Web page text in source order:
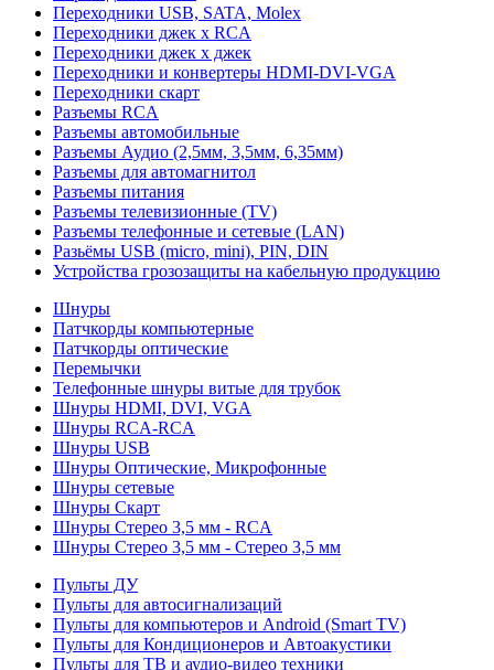
Переходники USB, SATA, Molex
Переходники джек х RCA
Переходники джек х джек
Переходники и конвертеры HDMI-DVI-VGA
Переходники скарт
Разъемы RCA
Разъемы автомобильные
Разъемы Аудио (2,5мм, 3,5мм, 6,35мм)
Разъемы для автомагнитол
Разъемы питания
Разъемы телевизионные (TV)
Разъемы телефонные и сетевые (LAN)
Разьёмы USB (micro, mini), PIN, DIN
Устройства грозозащиты на кабельную продукцию
Шнуры
Патчкорды компьютерные
Патчкорды оптические
Перемычки
Телефонные шнуры витые для трубок
Шнуры HDMI, DVI, VGA
Шнуры RCA-RCA
Шнуры USB
Шнуры Оптические, Микрофонные
Шнуры сетевые
Шнуры Скарт
Шнуры Стерео 3,5 мм - RCA
Шнуры Стерео 3,5 мм - Стерео 3,5 мм
Пульты ДУ
Пульты для автосигнализаций
Пульты для компьютеров и Android (Smart TV)
Пульты для Кондиционеров и Автоакустики
Пульты для ТВ и аудио-видео техники